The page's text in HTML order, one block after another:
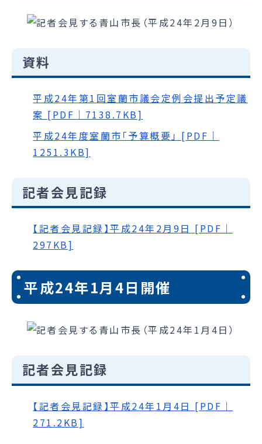
資料
平成24年第1回室蘭市議会定例会提出予定議
案 [PDF｜7138.7KB]
平成24年度室蘭市「予算概要」 [PDF｜
1251.3KB]
記者会見記録
【記者会見記録】平成24年2月9日 [PDF｜
297KB]
平成24年1月4日開催
記者会見記録
【記者会見記録】平成24年1月4日 [PDF｜
271.2KB]